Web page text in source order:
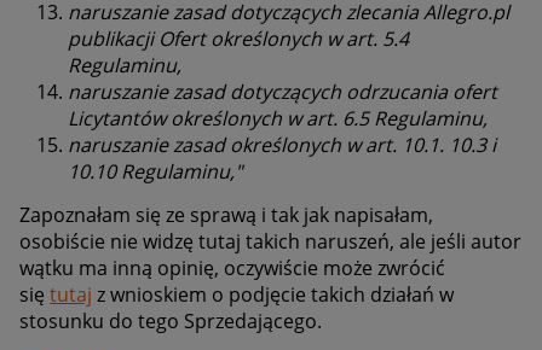
naruszanie zasad dotyczących zlecania Allegro.pl
publikacji Ofert określonych w art. 5.4
Regulaminu,
naruszanie zasad dotyczących odrzucania ofert
Licytantów określonych w art. 6.5 Regulaminu,
naruszanie zasad określonych w art. 10.1. 10.3 i
10.10 Regulaminu,"
Zapoznałam się ze sprawą i tak jak napisałam,
osobiście nie widzę tutaj takich naruszeń, ale jeśli autor
wątku ma inną opinię, oczywiście może zwrócić
się tutaj z wnioskiem o podjęcie takich działań w
stosunku do tego Sprzedającego.